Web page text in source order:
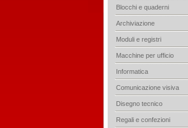
Blocchi e quaderni
Archiviazione
Moduli e registri
Macchine per ufficio
Informatica
Comunicazione visiva
Disegno tecnico
Regali e confezioni